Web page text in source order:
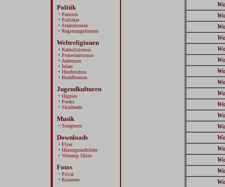
Politik
• Parteien
• Politiker
• Staatsformen
• Regierungsformen
Weltreligionen
• Katholizismus
• Protestantismus
• Judentum
• Islam
• Hinduismus
• Buddhismus
Jugendkulturen
• Hippies
• Punks
• Skinheads
Musik
• Songtexte
Downloads
• Flyer
• Hintergrundbilder
• Winamp Skins
Fotos
• Privat
• Konzerte